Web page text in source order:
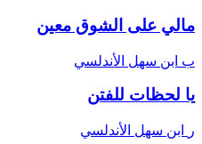
مالي على الشوق معين
ب ابن سهل الأندلسي
يا لحظات للفتن
ر ابن سهل الأندلسي